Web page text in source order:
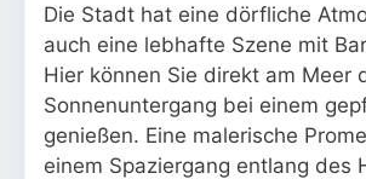
Die Stadt hat eine dörfliche
auch eine lebhafte Szene mit
Hier können Sie direkt am Meer
Sonnenuntergang bei einem
genießen. Eine malerische
einem Spaziergang entlang des